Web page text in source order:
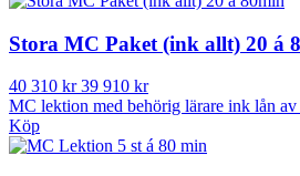
Stora MC Paket (ink allt) 20 á
40 310 kr39 910 kr
MC lektion med behörig lärare ink lån
Köp